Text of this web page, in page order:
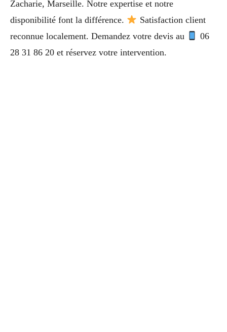
Zacharie, Marseille. Notre expertise et notre
disponibilité font la différence.
Satisfaction client
reconnue localement. Demandez votre devis au
06
28 31 86 20 et réservez votre intervention.